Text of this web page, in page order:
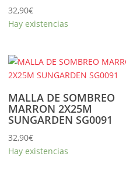
32,90€
Hay existencias
MALLA DE SOMBREO
MARRON 2X25M
SUNGARDEN SG0091
32,90€
Hay existencias